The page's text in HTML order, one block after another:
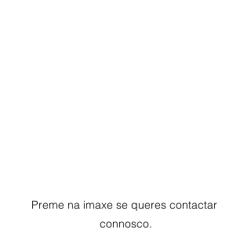
Preme na imaxe se queres contactar
connosco.